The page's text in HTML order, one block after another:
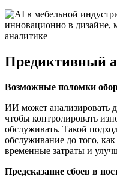
Предиктивный
Возможные поломки
ИИ может анализировать
чтобы контролировать
обслуживать. Такой
обслуживание до того,
временные затраты и
Предсказание сбоев в